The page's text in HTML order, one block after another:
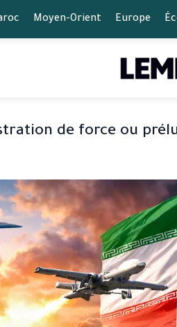
Moyen-Orient Europe
de force ou